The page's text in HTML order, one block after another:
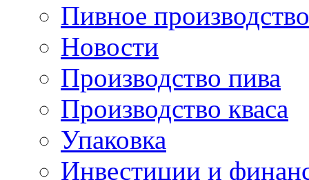
Пивное производство
Новости
Производство пива
Производство кваса
Упаковка
Инвестиции и